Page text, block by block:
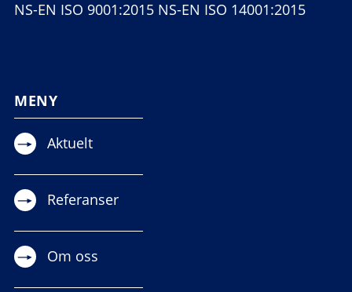
NS-EN ISO 9001:2015 NS-EN ISO 14001:2015
MENY
Aktuelt
Referanser
Om oss